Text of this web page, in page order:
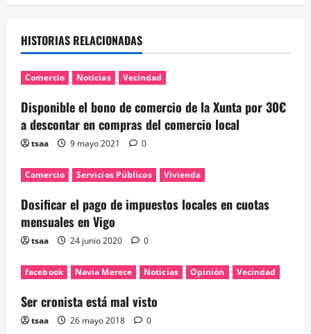
HISTORIAS RELACIONADAS
Comercio Noticias Vecindad
Disponible el bono de comercio de la Xunta por 30€
a descontar en compras del comercio local
tsaa 9 mayo 2021 0
Comercio Servicios Públicos Vivienda
Dosificar el pago de impuestos locales en cuotas
mensuales en Vigo
tsaa 24 junio 2020 0
facebook Navia Merece Noticias Opinión Vecindad
Ser cronista está mal visto
tsaa 26 mayo 2018 0